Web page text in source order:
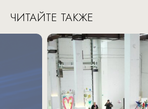
ЧИТАЙТЕ ТАКЖЕ